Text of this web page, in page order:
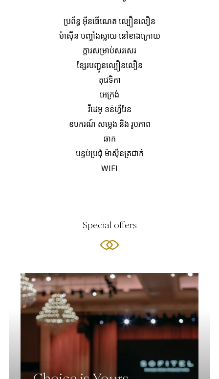
ប្រព័ន្ធ អ៊ីនធើណេត ល្បឿនលឿន
ម៉ាស៊ីន បញ្ចាំងស្លាយ នៅខាងក្រោយ
ក្តារសម្រាប់សរសេរ
ខ្សែរបញ្ជូនល្បឿនលឿន
តុវេទិកា
អេក្រង់
វីដេអូ ខន់ហ្វឺរែន
ឧបករណ៍ សម្លេង និង រូបភាព
ឆាក
បន្ទប់ប្រជុំ ម៉ាស៊ីនត្រជាក់
WIFI
Special offers